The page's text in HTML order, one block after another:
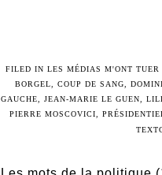
FILED INLES MÉDIAS M'ONT TUER
BORGEL
COUP DE SANG
GAUCHE
JEAN-MARIE LE GUEN
PIERRE MOSCOVICI